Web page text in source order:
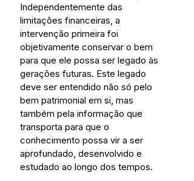
Independentemente das
limitações financeiras, a
intervenção primeira foi
objetivamente conservar o bem
para que ele possa ser legado às
gerações futuras. Este legado
deve ser entendido não só pelo
bem patrimonial em si, mas
também pela informação que
transporta para que o
conhecimento possa vir a ser
aprofundado, desenvolvido e
estudado ao longo dos tempos.